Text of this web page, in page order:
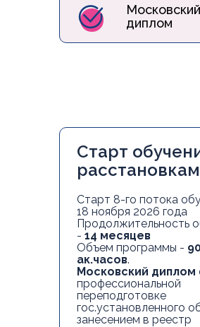
Московский
диплом
Старт
расстановкам
Старт 8-го потока
18 ноября 2026 года
Продолжительность
- 14 месяцев
Объем программы -
ак.часов.
Московский диплом
профессиональной
переподготовке
гос.установленного
занесением в реестр